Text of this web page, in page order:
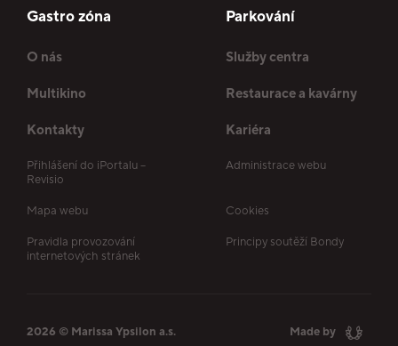
Gastro zóna Parkování
O nás Služby centra
Multikino Restaurace a kavárny
Kontakty Kariéra
Přihlášení do iPortalu –
Revisio
Administrace webu
Mapa webu Cookies
Pravidla provozování
internetových stránek
Principy soutěží Bondy
2026 © Marissa Ypsilon a.s. Made by